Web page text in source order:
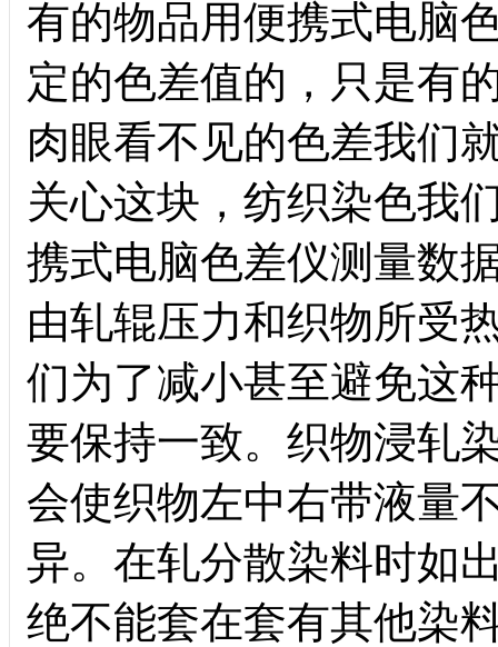
有的物品用便携式电脑
定的色差值的，只是有
肉眼看不见的色差我们
关心这块，纺织染色我
携式电脑色差仪测量数
由轧辊压力和织物所受
们为了减小甚至避免这
要保持一致。织物浸轧
会使织物左中右带液量
异。在轧分散染料时如
绝不能套在套有其他染